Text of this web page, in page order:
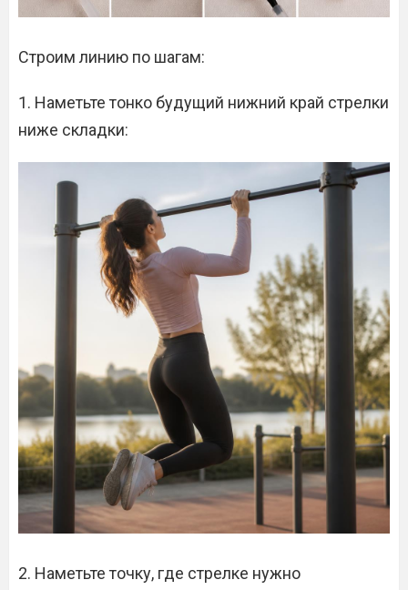
Строим линию по шагам:
1. Наметьте тонко будущий нижний край стрелки
ниже складки:
2. Наметьте точку, где стрелке нужно